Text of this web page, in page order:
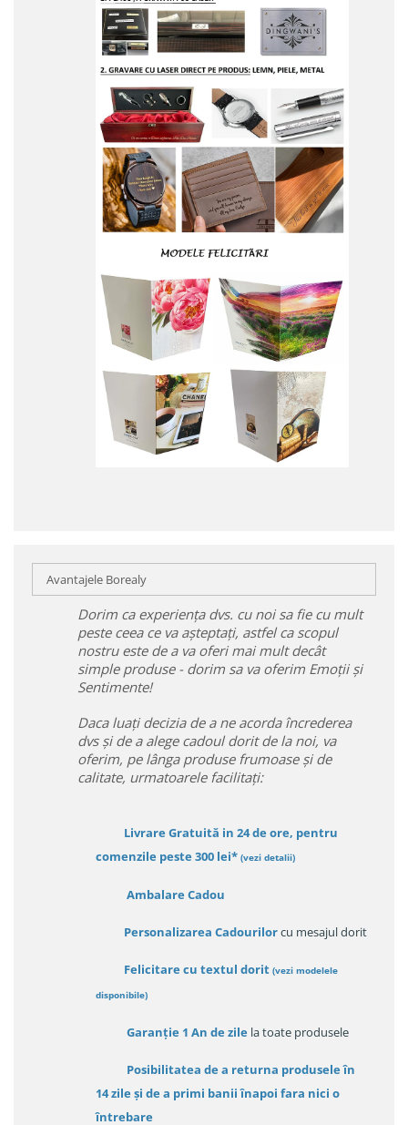
Avantajele Borealy
Dorim ca experiența dvs. cu noi sa fie cu mult
peste ceea ce va așteptați, astfel ca scopul
nostru este de a va oferi mai mult decât
simple produse - dorim sa va oferim Emoții și
Sentimente!
Daca luați decizia de a ne acorda încrederea
dvs și de a alege cadoul dorit de la noi, va
oferim, pe lânga produse frumoase și de
calitate, urmatoarele facilitați:
Livrare Gratuită in 24 de ore, pentru
comenzile peste 300 lei* (vezi detalii)
Ambalare Cadou
Personalizarea Cadourilorcu mesajul dorit
Felicitare cu textul dorit (vezi modelele
disponibile)
Garanție 1 An de zile la toate produsele
Posibilitatea de a returna produsele în
14 zileși de a primi banii înapoi fara nici o
întrebare